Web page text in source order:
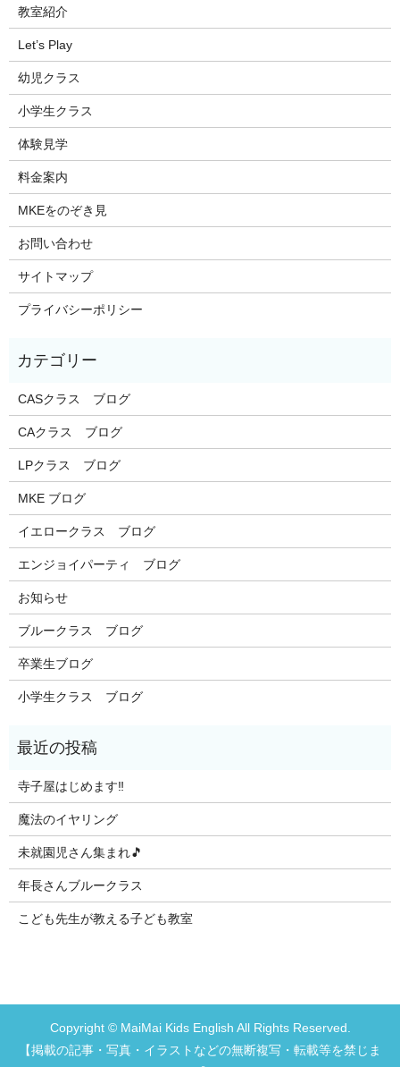
教室紹介
Let’s Play
幼児クラス
小学生クラス
体験見学
料金案内
MKEをのぞき見
お問い合わせ
サイトマップ
プライバシーポリシー
CASクラス ブログ
CAクラス ブログ
LPクラス ブログ
MKE ブログ
イエロークラス ブログ
エンジョイパーティ ブログ
お知らせ
ブルークラス ブログ
卒業生ブログ
小学生クラス ブログ
寺子屋はじめます‼️
魔法のイヤリング
未就園児さん集まれ🎵
年長さんブルークラス
こども先生が教える子ども教室
Copyright © MaiMai Kids English All Rights Reserved.
【掲載の記事・写真・イラストなどの無断複写・転載等を禁じま